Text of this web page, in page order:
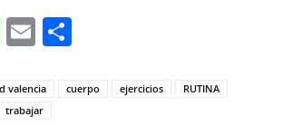
WhatsApp
Email
valencia cuerpo ejercicios
RUTINA
trabajar